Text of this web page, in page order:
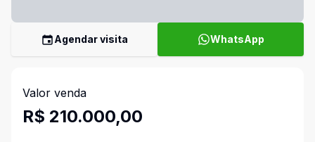
Agendar visita WhatsApp
Valor venda
R$ 210.000,00